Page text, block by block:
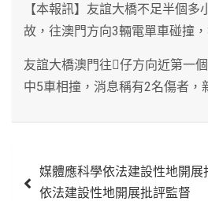
【本報訊】友誼大橋不足半個
故，往澳門方向3輛電單車碰撞，
友誼大橋澳門往仔方向近第一
中5車相撞，消息稱有2名傷者，
章 媒體應科學依法建設性地開
依法建設性地開展批評監督